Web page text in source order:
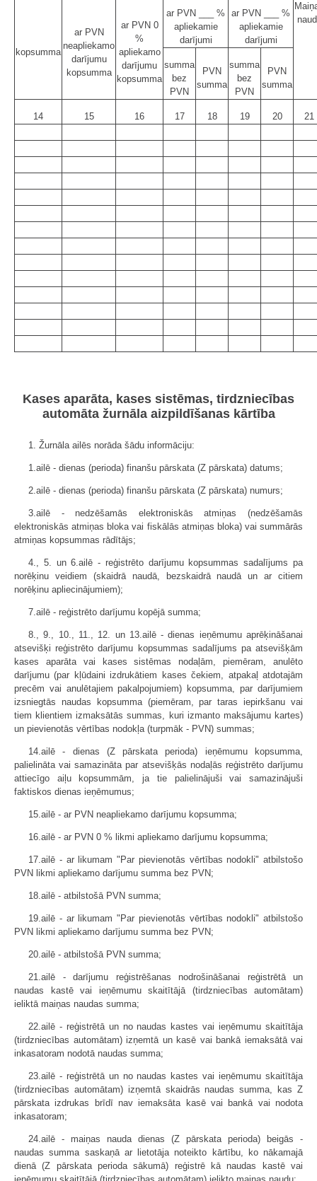
kopsumma
ar PVN
neapliekamo
darījumu
kopsumma
ar PVN 0
%
apliekamo
darījumu
kopsumma
ar PVN ___ %
apliekamie
darījumi
ar PVN ___ %
apliekamie
darījumi
summa
bez
PVN
PVN
summa
summa
bez
PVN
PVN
summa
14 15 16 17 18 19 20 21
Kases aparāta, kases sistēmas, tirdzniecības
automāta žurnāla aizpildīšanas kārtība
1. Žurnāla ailēs norāda šādu informāciju:
1.ailē - dienas (perioda) finanšu pārskata (Z pārskata) datums;
2.ailē - dienas (perioda) finanšu pārskata (Z pārskata) numurs;
3.ailē - nedzēšamās elektroniskās atmiņas (nedzēšamās
elektroniskās atmiņas bloka vai fiskālās atmiņas bloka) vai summārās
atmiņas kopsummas rādītājs;
4., 5. un 6.ailē - reģistrēto darījumu kopsummas sadalījums pa
norēķinu veidiem (skaidrā naudā, bezskaidrā naudā un ar citiem
norēķinu apliecinājumiem);
7.ailē - reģistrēto darījumu kopējā summa;
8., 9., 10., 11., 12. un 13.ailē - dienas ieņēmumu aprēķināšanai
atsevišķi reģistrēto darījumu kopsummas sadalījums pa atsevišķām
kases aparāta vai kases sistēmas nodaļām, piemēram, anulēto
darījumu (par kļūdaini izdrukātiem kases čekiem, atpakaļ atdotajām
precēm vai anulētajiem pakalpojumiem) kopsumma, par darījumiem
izsniegtās naudas kopsumma (piemēram, par taras iepirkšanu vai
tiem klientiem izmaksātās summas, kuri izmanto maksājumu kartes)
un pievienotās vērtības nodokļa (turpmāk - PVN) summas;
14.ailē - dienas (Z pārskata perioda) ieņēmumu kopsumma,
palielināta vai samazināta par atsevišķās nodaļās reģistrēto darījumu
attiecīgo aiļu kopsummām, ja tie palielinājuši vai samazinājuši
faktiskos dienas ieņēmumus;
15.ailē - ar PVN neapliekamo darījumu kopsumma;
16.ailē - ar PVN 0 % likmi apliekamo darījumu kopsumma;
17.ailē - ar likumam "Par pievienotās vērtības nodokli" atbilstošo
PVN likmi apliekamo darījumu summa bez PVN;
18.ailē - atbilstošā PVN summa;
19.ailē - ar likumam "Par pievienotās vērtības nodokli" atbilstošo
PVN likmi apliekamo darījumu summa bez PVN;
20.ailē - atbilstošā PVN summa;
21.ailē - darījumu reģistrēšanas nodrošināšanai reģistrētā un
naudas kastē vai ieņēmumu skaitītājā (tirdzniecības automātam)
ieliktā maiņas naudas summa;
22.ailē - reģistrētā un no naudas kastes vai ieņēmumu skaitītāja
(tirdzniecības automātam) izņemtā un kasē vai bankā iemaksātā vai
inkasatoram nodotā naudas summa;
23.ailē - reģistrētā un no naudas kastes vai ieņēmumu skaitītāja
(tirdzniecības automātam) izņemtā skaidrās naudas summa, kas Z
pārskata izdrukas brīdī nav iemaksāta kasē vai bankā vai nodota
inkasatoram;
24.ailē - maiņas nauda dienas (Z pārskata perioda) beigās -
naudas summa saskaņā ar lietotāja noteikto kārtību, ko nākamajā
dienā (Z pārskata perioda sākumā) reģistrē kā naudas kastē vai